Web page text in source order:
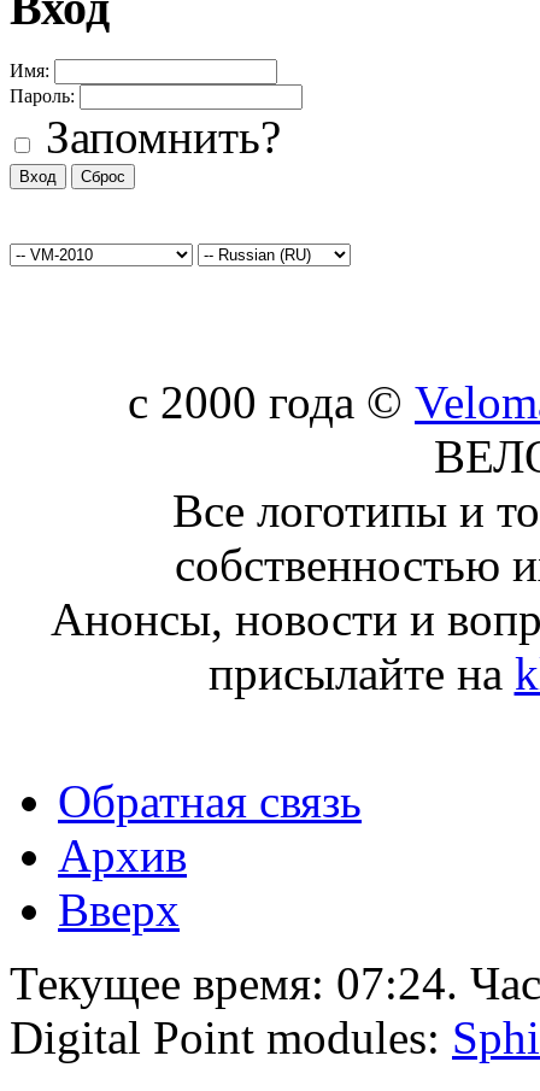
Имя:
Пароль:
Запомнить?
c 2000 года ©
Все логотипы и
собственностью
Анонсы, новости и
присылайте на
Обратная связь
Архив
Вверх
Текущее время: 07:24.
Digital Point modules: